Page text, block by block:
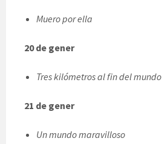
Muero por ella
20 de gener
Tres kilómetros al fin del mundo
21 de gener
Un mundo maravilloso